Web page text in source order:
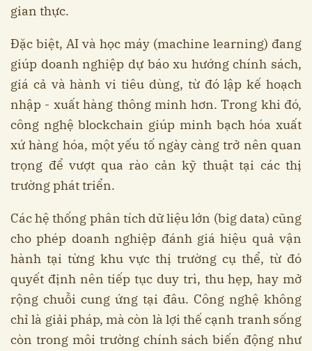
gian thực.
Đặc biệt, AI và học máy (machine learning) đang
giúp doanh nghiệp dự báo xu hướng chính sách,
giá cả và hành vi tiêu dùng, từ đó lập kế hoạch
nhập - xuất hàng thông minh hơn. Trong khi đó,
công nghệ blockchain giúp minh bạch hóa xuất
xứ hàng hóa, một yếu tố ngày càng trở nên quan
trọng để vượt qua rào cản kỹ thuật tại các thị
trường phát triển.
Các hệ thống phân tích dữ liệu lớn (big data) cũng
cho phép doanh nghiệp đánh giá hiệu quả vận
hành tại từng khu vực thị trường cụ thể, từ đó
quyết định nên tiếp tục duy trì, thu hẹp, hay mở
rộng chuỗi cung ứng tại đâu. Công nghệ không
chỉ là giải pháp, mà còn là lợi thế cạnh tranh sống
còn trong môi trường chính sách biến động như